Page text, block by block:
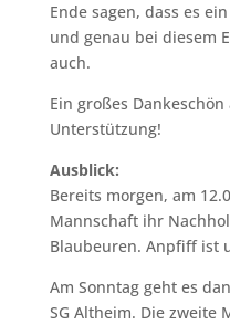
Ende sagen, dass es
und genau bei diesem
auch.
Ein großes
Unterstützung!
Ausblick:
Bereits morgen, am
Mannschaft ihr
Blaubeuren. Anpfiff ist
Am Sonntag geht es
SG Altheim. Die zweite